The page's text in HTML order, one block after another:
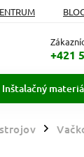
+421
Inštalačný
/